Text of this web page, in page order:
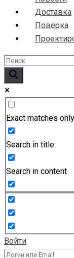
Доставка
Поверка
Exact matches only
Search in title
Search in content
Войти